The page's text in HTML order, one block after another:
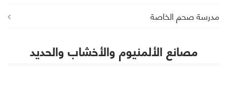
مدرسة صحم الخاصة
مصانع الألمنيوم والأخشاب والحديد